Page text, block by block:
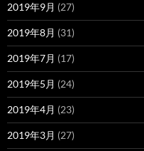
2019年9月 (27)
2019年8月 (31)
2019年7月 (17)
2019年5月 (24)
2019年4月 (23)
2019年3月 (27)